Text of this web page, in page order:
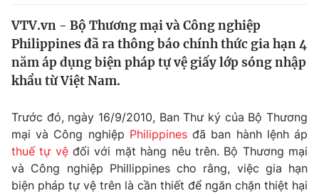
Thế giới
Tin tức
Thế giới đó đây
Câu chuyện quốc tế
Tài chính
Thị trường
Góc doanh nghiệp
Dữ liệu và đời sống
Truyền hình
VTV.vn - Bộ Thương mại và Công nghiệp
Philippines đã ra thông báo chính thức gia hạn 4
năm áp dụng biện pháp tự vệ giấy lớp sóng nhập
khẩu từ Việt Nam.
Trước đó, ngày 16/9/2010, Ban Thư ký của Bộ Thương
mại và Công nghiệp Philippinesđã ban hành lệnh áp
thuế tự vệđối với mặt hàng nêu trên. Bộ Thương mại
và Công nghiệp Phillippines cho rằng, việc gia hạn
biện pháp tự vệ trên là cần thiết để ngăn chặn thiệt hại